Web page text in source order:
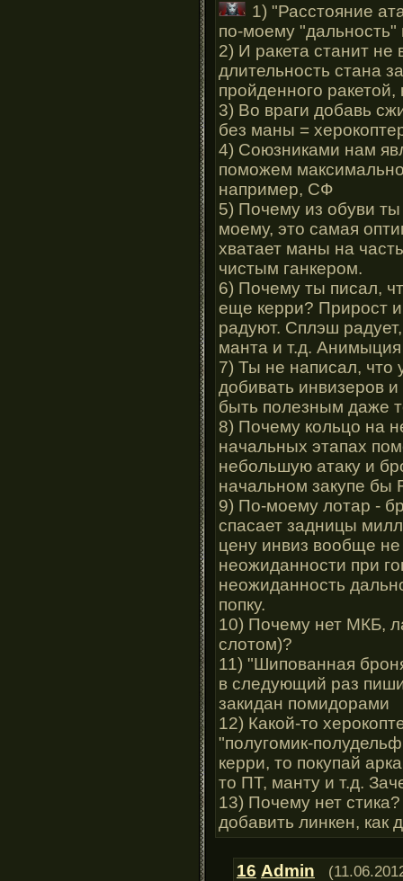
1) "Расстояние
по-моему
2) И ракета станит не
длительность стана
пройденного ракетой,
3) Во враги добавь
без маны =
4) Союзниками нам
поможем
например, СФ
5) Почему из обуви
моему, это самая
хватает маны на
чистым ганкером.
6) Почему ты писал,
еще керри? Прирост
радуют. Сплэш
манта и т.д.
7) Ты не написал, что
добивать инвизеров
быть полезным даже
8) Почему кольцо на
начальных этапах
небольшую атаку и
начальном закупе бы
9) По-моему лотар -
спасает задницы
цену инвиз вообще
неожиданности при
неожиданность
попку.
10) Почему нет МКБ,
слотом)?
11) "Шипованная
в следующий раз
закидан помидорами
12) Какой-то
"полугомик-
керри, то покупай
то ПТ, манту и т.д.
13) Почему нет
добавить линкен, как
16 Admin